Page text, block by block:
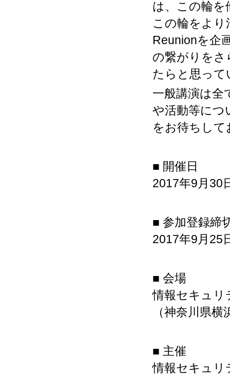
は、この輪を
この輪をより
Reunionを企
の繋がりを
たらと思って
一般講演は全
や活動等につ
をお待ちして
■ 開催日
2017年9月30
■ 参加登録締
2017年9月25
■ 会場
情報セキュ
（神奈川県
■ 主催
情報セキュリ